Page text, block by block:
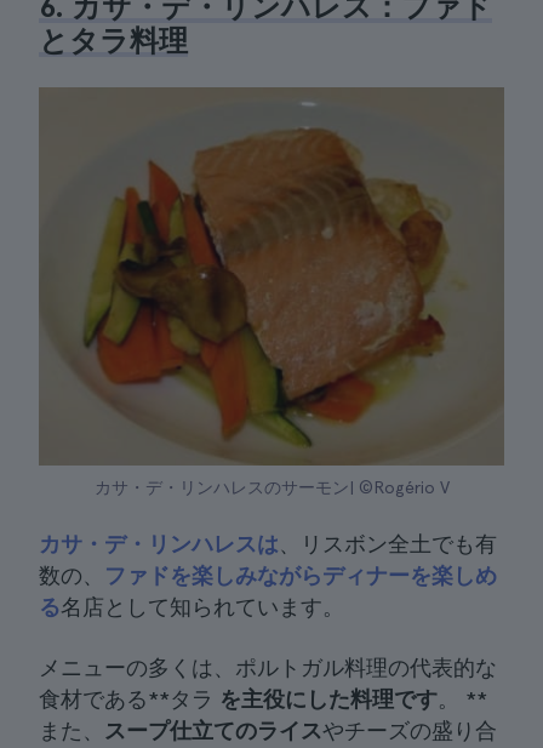
とタラ料理
カサ・デ・リンハレスのサーモン| ©Rogério V
カサ・デ・リンハレスは 、リスボン全土でも有
数の、 ファドを楽しみながらディナーを楽しめ
る名店として知られています。
メニューの多くは、ポルトガル料理の代表的な
食材である**タラ を主役にした料理です。 **
また、 スープ仕立てのライスやチーズの盛り合